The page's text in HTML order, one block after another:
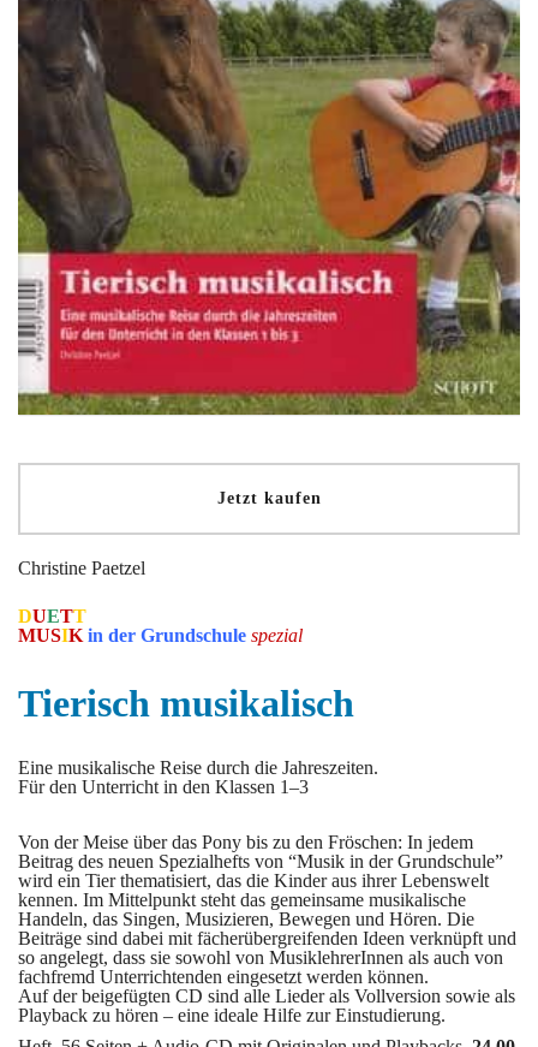
Jetzt kaufen
Christine Paetzel
DUETT
MUSIK in der Grundschule spezial
Tierisch musikalisch
Eine musikalische Reise durch die Jahreszeiten.
Für den Unterricht in den Klassen 1–3
Von der Meise über das Pony bis zu den Fröschen: In jedem
Beitrag des neuen Spezialhefts von “Musik in der Grundschule”
wird ein Tier thematisiert, das die Kinder aus ihrer Lebenswelt
kennen. Im Mittelpunkt steht das gemeinsame musikalische
Handeln, das Singen, Musizieren, Bewegen und Hören. Die
Beiträge sind dabei mit fächerübergreifenden Ideen verknüpft und
so angelegt, dass sie sowohl von MusiklehrerInnen als auch von
fachfremd Unterrichtenden eingesetzt werden können.
Auf der beigefügten CD sind alle Lieder als Vollversion sowie als
Playback zu hören – eine ideale Hilfe zur Einstudierung.